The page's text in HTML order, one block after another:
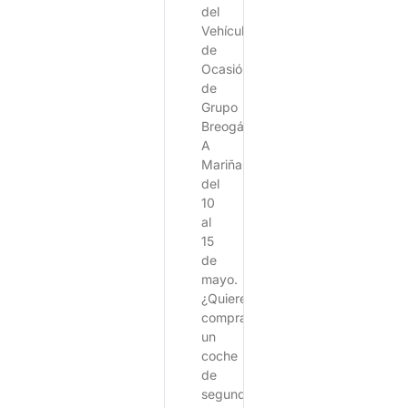
del
Vehículo
de
Ocasión
de
Grupo
Breogán
A
Mariña,
del
10
al
15
de
mayo.
¿Quieres
comprar
un
coche
de
segunda